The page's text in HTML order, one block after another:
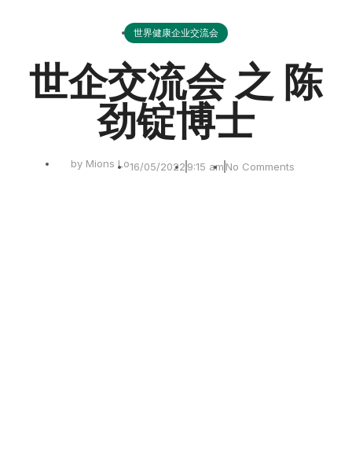
世界健康企业交流会
世企交流会 之 陈
劲锭博士
by Mions Lo16/05/2022 9:15 am No Comments